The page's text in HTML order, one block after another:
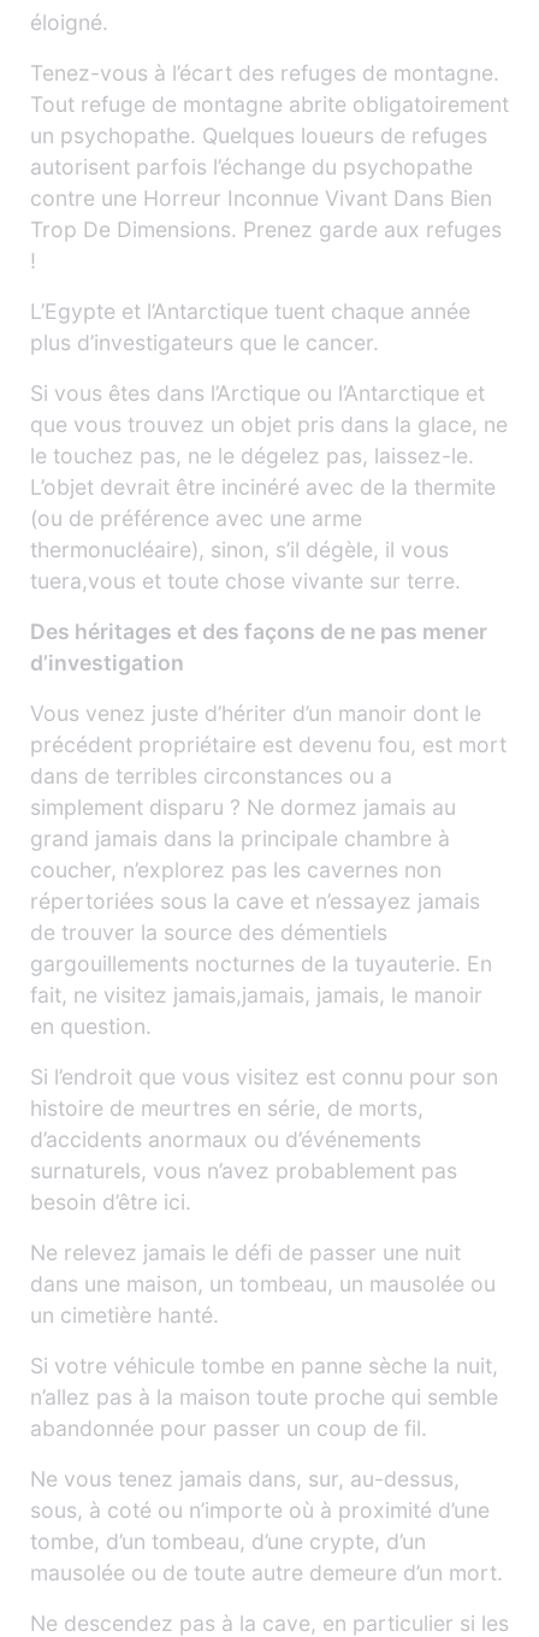
éloigné.
Tenez-vous à l’écart des refuges de montagne.
Tout refuge de montagne abrite obligatoirement
un psychopathe. Quelques loueurs de refuges
autorisent parfois l’échange du psychopathe
contre une Horreur Inconnue Vivant Dans Bien
Trop De Dimensions. Prenez garde aux refuges
!
L’Egypte et l’Antarctique tuent chaque année
plus d’investigateurs que le cancer.
Si vous êtes dans l’Arctique ou l’Antarctique et
que vous trouvez un objet pris dans la glace, ne
le touchez pas, ne le dégelez pas, laissez-le.
L’objet devrait être incinéré avec de la thermite
(ou de préférence avec une arme
thermonucléaire), sinon, s’il dégèle, il vous
tuera,vous et toute chose vivante sur terre.
Des héritages et des façons de ne pas mener
d’investigation
Vous venez juste d’hériter d’un manoir dont le
précédent propriétaire est devenu fou, est mort
dans de terribles circonstances ou a
simplement disparu ? Ne dormez jamais au
grand jamais dans la principale chambre à
coucher, n’explorez pas les cavernes non
répertoriées sous la cave et n’essayez jamais
de trouver la source des démentiels
gargouillements nocturnes de la tuyauterie. En
fait, ne visitez jamais,jamais, jamais, le manoir
en question.
Si l’endroit que vous visitez est connu pour son
histoire de meurtres en série, de morts,
d’accidents anormaux ou d’événements
surnaturels, vous n’avez probablement pas
besoin d’être ici.
Ne relevez jamais le défi de passer une nuit
dans une maison, un tombeau, un mausolée ou
un cimetière hanté.
Si votre véhicule tombe en panne sèche la nuit,
n’allez pas à la maison toute proche qui semble
abandonnée pour passer un coup de fil.
Ne vous tenez jamais dans, sur, au-dessus,
sous, à coté ou n’importe où à proximité d’une
tombe, d’un tombeau, d’une crypte, d’un
mausolée ou de toute autre demeure d’un mort.
Ne descendez pas à la cave, en particulier si les